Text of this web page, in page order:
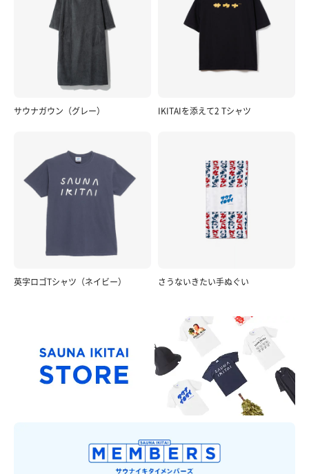
サウナガウン（グレー） IKITAIを添えて2 Tシャツ
英字ロゴTシャツ（ネイビー） さうないきたい手ぬぐい